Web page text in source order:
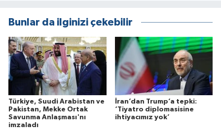
Bunlar da ilginizi çekebilir
Türkiye, Suudi Arabistan ve
Pakistan, Mekke Ortak
Savunma Anlaşması'nı
imzaladı
İran’dan Trump’a tepki:
‘Tiyatro diplomasisine
ihtiyacımız yok’